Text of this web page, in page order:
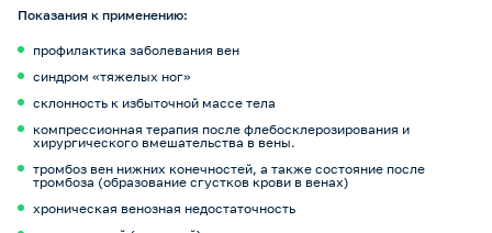
Показания к применению:
профилактика заболевания вен
синдром «тяжелых ног»
склонность к избыточной массе тела
компрессионная терапия после флебосклерозирования и
хирургического вмешательства в вены.
тромбоз вен нижних конечностей, а также состояние после
тромбоза (образование сгустков крови в венах)
хроническая венозная недостаточность